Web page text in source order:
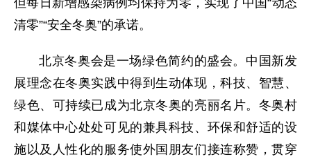
清零”“安全冬奥”的承诺。
北京冬奥会是一场绿色简约的盛会。中国新发
展理念在冬奥实践中得到生动体现，科技、智慧、
绿色、可持续已成为北京冬奥的亮丽名片。冬奥村
和媒体中心处处可见的兼具科技、环保和舒适的设
施以及人性化的服务使外国朋友们接连称赞，贯穿